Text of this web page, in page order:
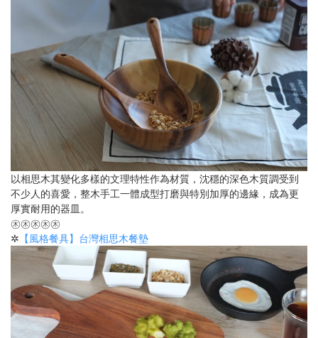
以相思木其變化多樣的文理特性作為材質，沈穩的深色木質調受到
不少人的喜愛，整木手工一體成型打磨與特別加厚的邊緣，成為更
厚實耐用的器皿。
㊍㊍㊍㊍㊍
✲ 【風格餐具】台灣相思木餐墊